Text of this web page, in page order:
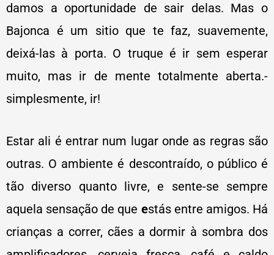
damos a oportunidade de sair delas. Mas o
Bajonca é um sitio que te faz, suavemente,
deixá-las à porta. O truque é ir sem esperar
muito, mas ir de mente totalmente aberta.-
simplesmente, ir!
Estar ali é entrar num lugar onde as regras são
outras. O ambiente é descontraído, o público é
tão diverso quanto livre, e sente-se sempre
aquela sensação de que estás entre amigos. Há
crianças a correr, cães a dormir à sombra dos